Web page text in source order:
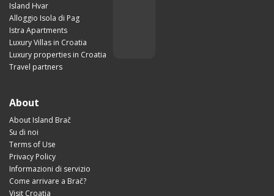
Island Hvar
Alloggio Isola di Pag
Istra Apartments
Luxury Villas in Croatia
Luxury properties in Croatia
Travel partners
About
About Island Brač
Su di noi
Terms of Use
Privacy Policy
Informazioni di servizio
Come arrivare a Brač?
Visit Croatia